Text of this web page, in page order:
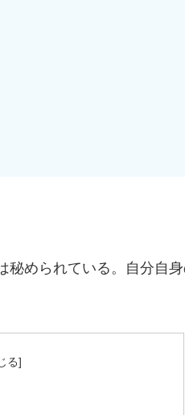
められている。自分自